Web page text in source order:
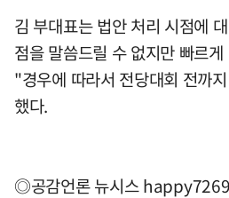
김 부대표는 법안 처리 시점에
점을 말씀드릴 수 없지만 빠르
"경우에 따라서 전당대회 전까
했다.
◎공감언론 뉴시스